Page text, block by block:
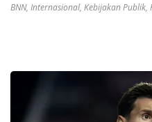
BNN, Internasional, Kebijakan Publik,